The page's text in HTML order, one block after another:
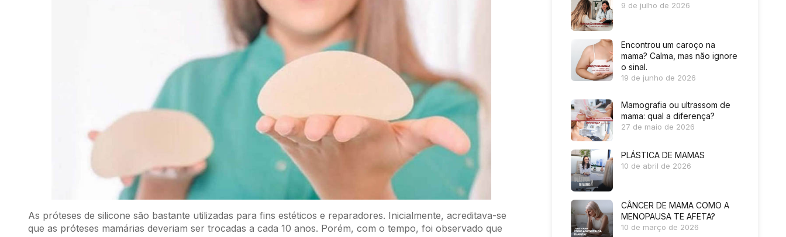
As próteses de silicone são bastante utilizadas para fins estéticos e reparadores. Inicialmente, acreditava-se
que as próteses mamárias deveriam ser trocadas a cada 10 anos. Porém, com o tempo, foi observado que
9 de julho de 2026
Encontrou um caroço na
mama? Calma, mas não ignore
o sinal.
19 de junho de 2026
Mamografia ou ultrassom de
mama: qual a diferença?
27 de maio de 2026
PLÁSTICA DE MAMAS
10 de abril de 2026
CÂNCER DE MAMA COMO A
MENOPAUSA TE AFETA?
10 de março de 2026